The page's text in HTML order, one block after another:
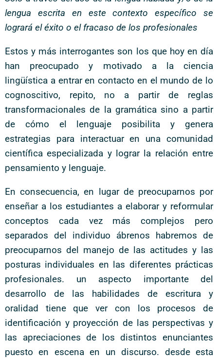
lengua escrita en este contexto específico se
logrará el éxito o el fracaso de los profesionales
Estos y más interrogantes son los que hoy en día
han preocupado y motivado a la ciencia
lingüística a entrar en contacto en el mundo de lo
cognoscitivo, repito, no a partir de reglas
transformacionales de la gramática sino a partir
de cómo el lenguaje posibilita y genera
estrategias para interactuar en una comunidad
científica especializada y lograr la relación entre
pensamiento y lenguaje.
En consecuencia, en lugar de preocuparnos por
enseñar a los estudiantes a elaborar y reformular
conceptos cada vez más complejos pero
separados del individuo ábrenos habremos de
preocuparnos del manejo de las actitudes y las
posturas individuales en las diferentes prácticas
profesionales. un aspecto importante del
desarrollo de las habilidades de escritura y
oralidad tiene que ver con los procesos de
identificación y proyección de las perspectivas y
las apreciaciones de los distintos enunciantes
puesto en escena en un discurso. desde esta